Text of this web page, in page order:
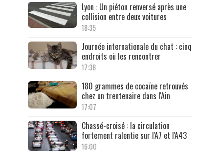
Lyon : Un piéton renversé après une
collision entre deux voitures
18:35
Journée internationale du chat : cinq
endroits où les rencontrer
17:38
180 grammes de cocaïne retrouvés
chez un trentenaire dans l'Ain
17:07
Chassé-croisé : la circulation
fortement ralentie sur l'A7 et l'A43
16:00